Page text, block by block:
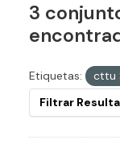
3
Etiquetas: cttu
Filtrar